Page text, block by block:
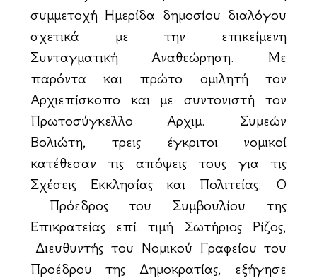
συμμετοχή Ημερίδα δημοσίου διαλόγου
σχετικά με την επικείμενη
Συνταγματική Αναθεώρηση. Με
παρόντα και πρώτο ομιλητή τον
Αρχιεπίσκοπο και με συντονιστή τον
Πρωτοσύγκελλο Αρχιμ. Συμεών
Βολιώτη, τρεις έγκριτοι νομικοί
κατέθεσαν τις απόψεις τους για τις
Σχέσεις Εκκλησίας και Πολιτείας: Ο
Πρόεδρος του Συμβουλίου της
Επικρατείας επί τιμή Σωτήριος Ρίζος,
Διευθυντής του Νομικού Γραφείου του
Προέδρου της Δημοκρατίας, εξήγησε